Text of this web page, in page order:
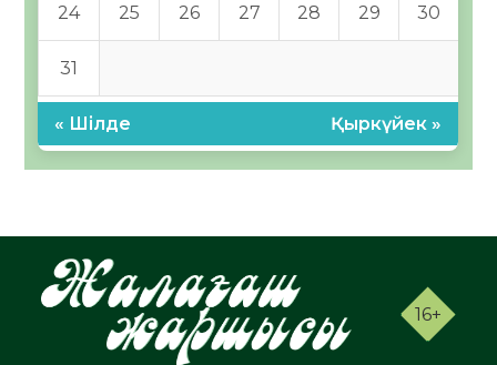
24 25 26 27 28 29 30
31
« Шілде Қыркүйек »
16+